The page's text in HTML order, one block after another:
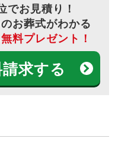
でお見積り！
お葬式がわかる
無料プレゼント！
求する